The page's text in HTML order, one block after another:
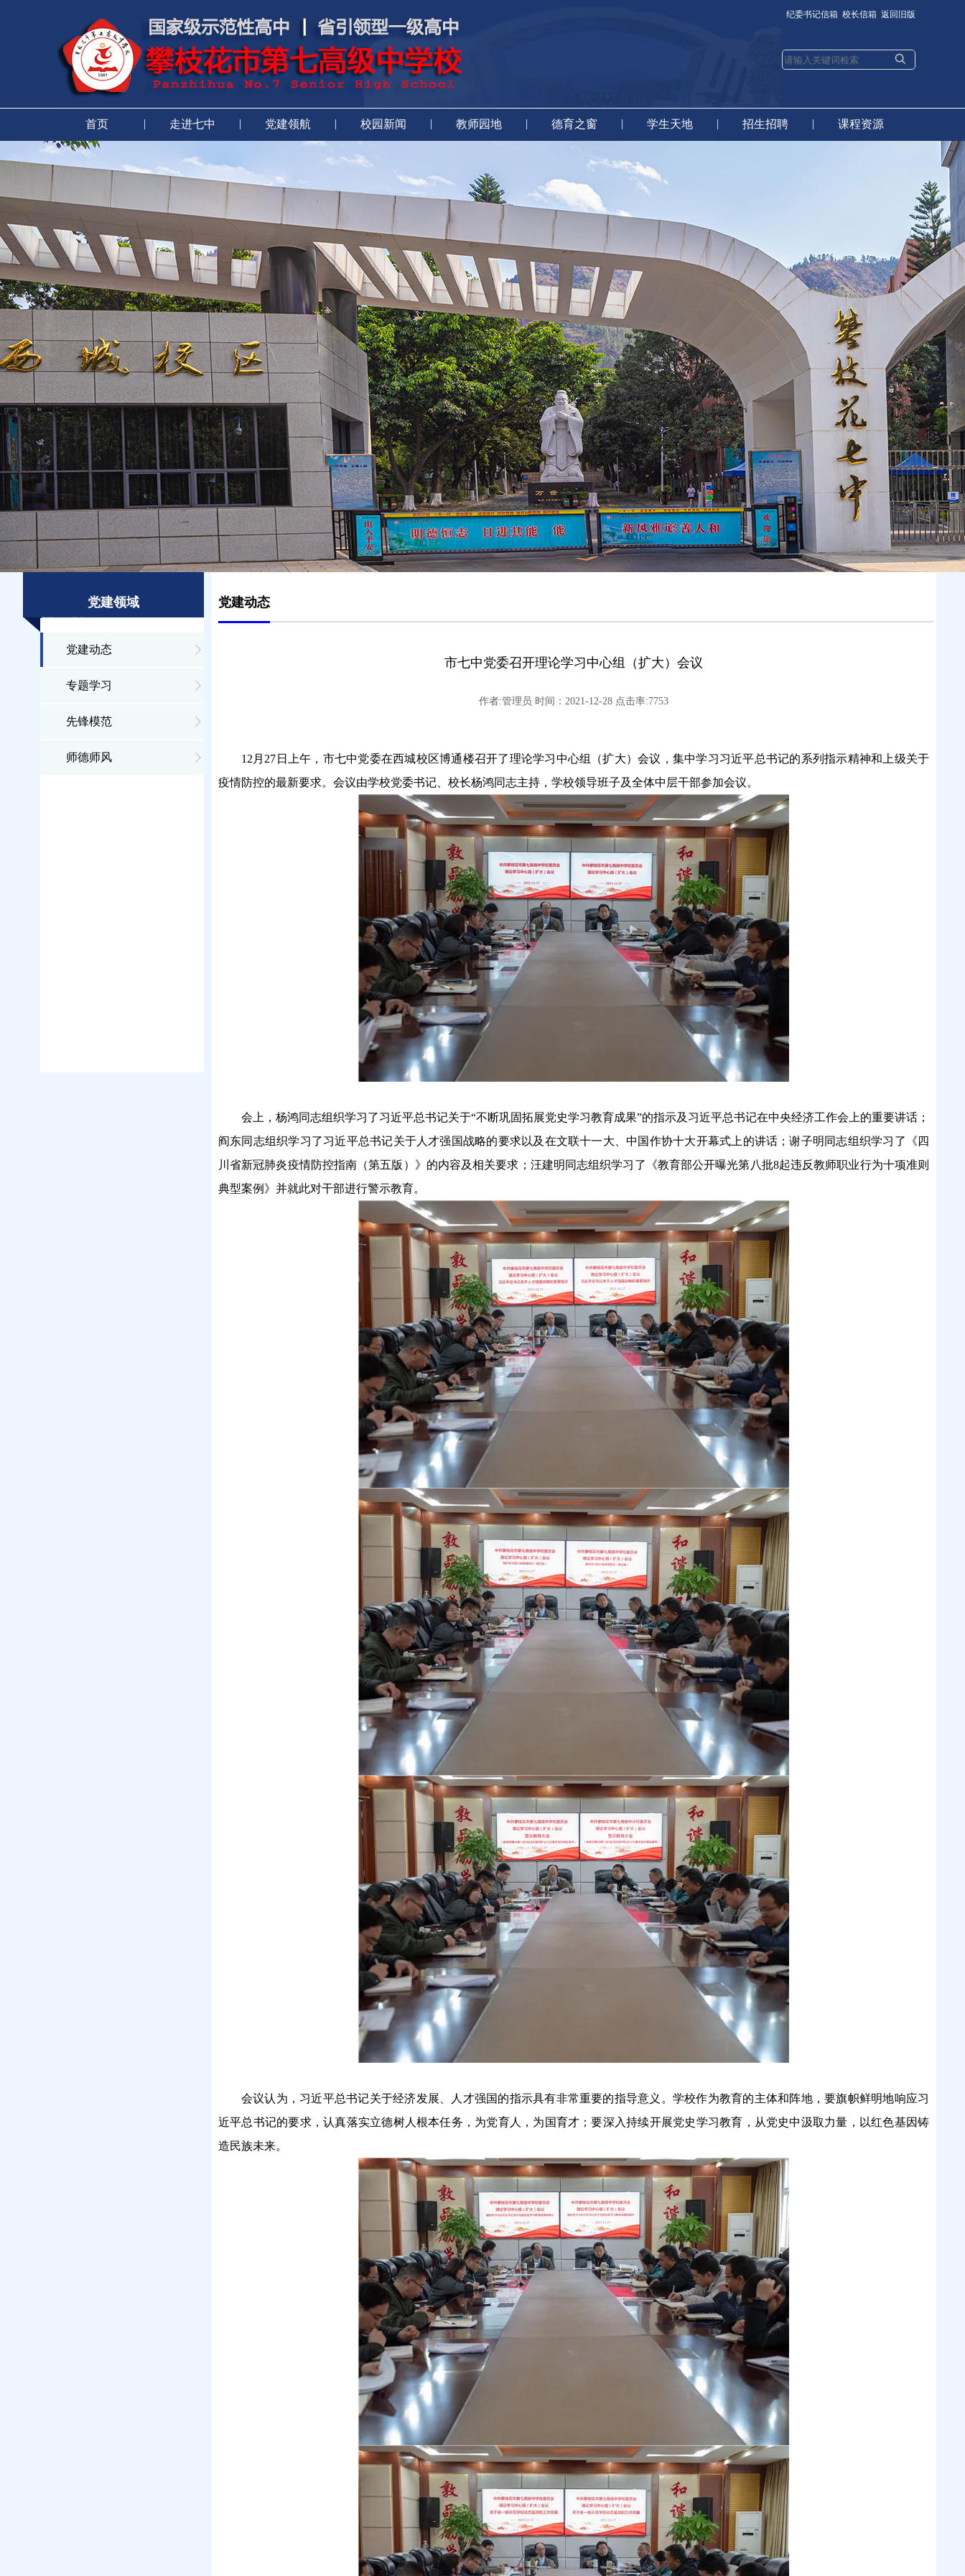
纪委书记信箱 校长信箱 返回旧版
首页 | 走进七中 | 党建领航 | 校园新闻 | 教师园地 | 德育之窗 | 学生天地 | 招生招聘 | 课程资源
党建领域
党建动态
专题学习
先锋模范
师德师风
党建动态
市七中党委召开理论学习中心组（扩大）会议
作者:管理员 时间：2021-12-28 点击率:7753
12月27日上午，市七中党委在西城校区博通楼召开了理论学习中心组（扩大）会议，集中学习习近平总书记的系列指示精神和上级关于
疫情防控的最新要求。会议由学校党委书记、校长杨鸿同志主持，学校领导班子及全体中层干部参加会议。
会上，杨鸿同志组织学习了习近平总书记关于“不断巩固拓展党史学习教育成果”的指示及习近平总书记在中央经济工作会上的重要讲话；
阎东同志组织学习了习近平总书记关于人才强国战略的要求以及在文联十一大、中国作协十大开幕式上的讲话；谢子明同志组织学习了《四
川省新冠肺炎疫情防控指南（第五版）》的内容及相关要求；汪建明同志组织学习了《教育部公开曝光第八批8起违反教师职业行为十项准则
典型案例》并就此对干部进行警示教育。
会议认为，习近平总书记关于经济发展、人才强国的指示具有非常重要的指导意义。学校作为教育的主体和阵地，要旗帜鲜明地响应习
近平总书记的要求，认真落实立德树人根本任务，为党育人，为国育才；要深入持续开展党史学习教育，从党史中汲取力量，以红色基因铸
造民族未来。